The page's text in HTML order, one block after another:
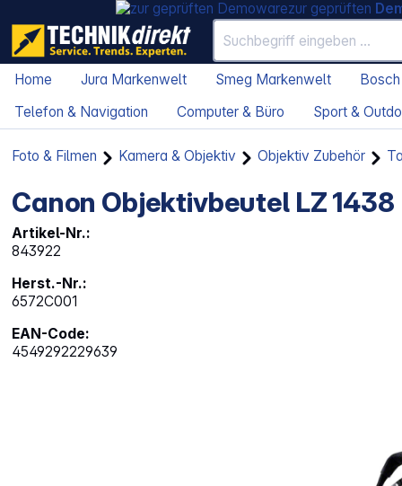
zur geprüften
Home Jura Markenwelt Smeg Markenwelt
Telefon & Navigation
Computer & Büro Sport &
Foto & Filmen Kamera & Objektiv Objektiv Zubehör
Canon Objektivbeutel LZ 1438
Artikel-Nr.:
843922
Herst.-Nr.:
6572C001
EAN-Code:
4549292229639